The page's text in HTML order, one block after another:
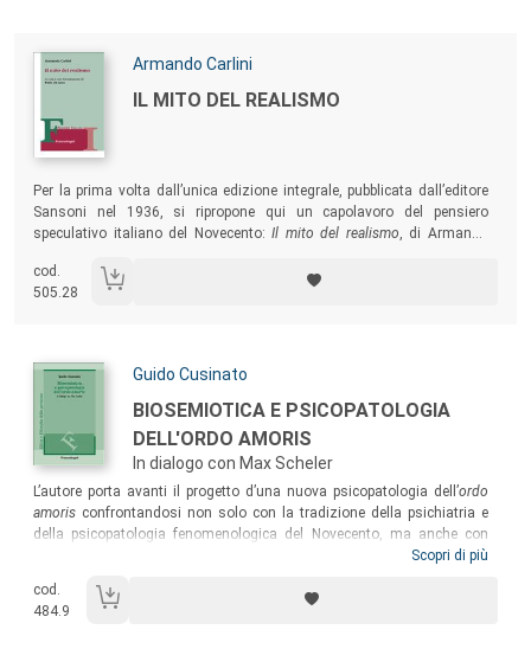
Autori:
Armando Carlini
Titolo:
IL MITO DEL REALISMO
Per la prima volta dall’unica edizione integrale, pubblicata dall’editore
Sansoni nel 1936, si ripropone qui un capolavoro del pensiero
speculativo italiano del Novecento:Il mito del realismo , di Armando
cod.
505.28
Autori:
Guido Cusinato
Titolo:
BIOSEMIOTICA E PSICOPATOLOGIA
DELL'ORDO AMORIS
In dialogo con Max Scheler
Sommario:
L’autore porta avanti il progetto d’una nuova psicopatologia dell’ordo
amoris confrontandosi non solo con la tradizione della psichiatria e
della psicopatologia fenomenologica del Novecento, ma anche con
l’attuale dibattito fenomenologico sull’intersoggettività e con quello
processo didisembodiment
. Il risultato rappresenta la prima ricerca
sistematica a livello internazionale sulle ricadute dei concetti
Scopri di più
cod.
484.9